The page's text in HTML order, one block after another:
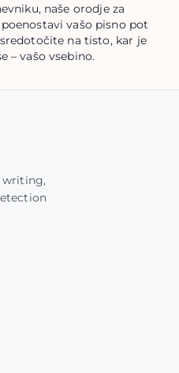
naše orodje za
vašo pisno pot
na tisto, kar je
– vašo vsebino.
writing,